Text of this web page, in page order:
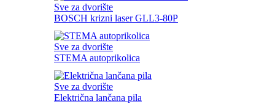
Sve za dvorište
BOSCH krizni laser GLL3-80P
Sve za dvorište
STEMA autoprikolica
Sve za dvorište
Električna lančana pila